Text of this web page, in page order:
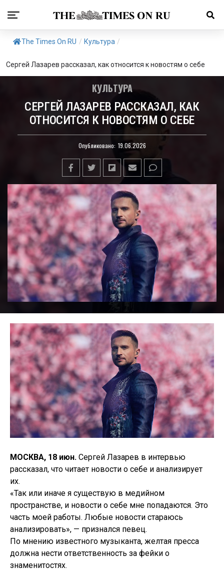
The Times On RU / Культура /
Сергей Лазарев рассказал, как относится к новостям о себе
КУЛЬТУРА
СЕРГЕЙ ЛАЗАРЕВ РАССКАЗАЛ, КАК
ОТНОСИТСЯ К НОВОСТЯМ О СЕБЕ
Опубликовано: 19.06.2026
МОСКВА, 18 июн. Сергей Лазарев в интервью
рассказал, что читает новости о себе и анализирует
их.
«Так или иначе я существую в медийном
пространстве, и новости о себе мне попадаются. Это
часть моей работы. Любые новости стараюсь
анализировать», — признался певец.
По мнению известного музыканта, желтая пресса
должна нести ответственность за фейки о
знаменитостях.